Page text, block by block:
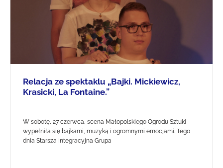
Relacja ze spektaklu „Bajki. Mickiewicz,
Krasicki, La Fontaine.”
W sobotę, 27 czerwca, scena Małopolskiego Ogrodu Sztuki
wypełniła się bajkami, muzyką i ogromnymi emocjami. Tego
dnia Starsza Integracyjna Grupa